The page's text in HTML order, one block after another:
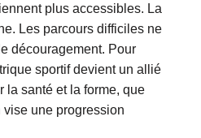
plus accessibles. La
Les parcours difficiles ne
découragement. Pour
sportif devient un allié
la santé et la forme, que
vise une progression